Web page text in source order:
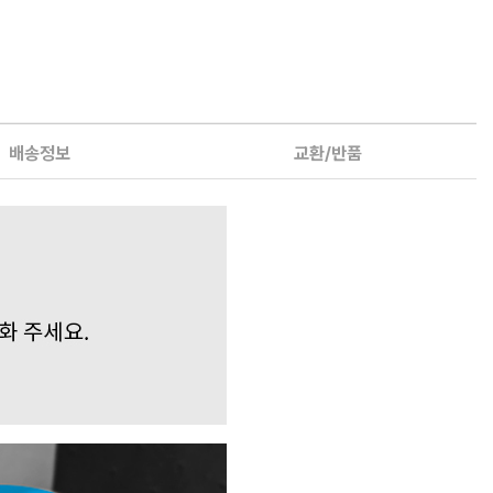
배송정보 교환/반품